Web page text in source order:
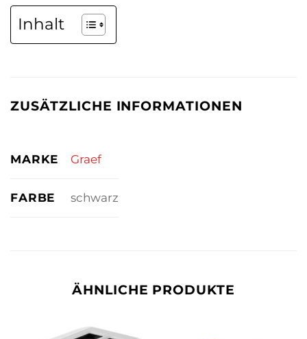
Inhalt
ZUSÄTZLICHE INFORMATIONEN
MARKE Graef
FARBE schwarz
ÄHNLICHE PRODUKTE